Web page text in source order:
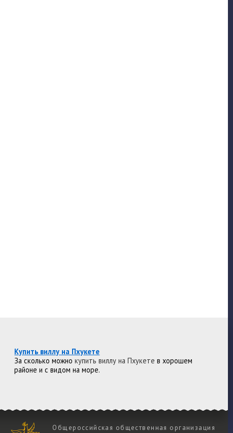
Купить виллу на Пхукете
За сколько можнокупить виллу на Пхукете в хорошем
районе и с видом на море.
Общероссийская общественная организация